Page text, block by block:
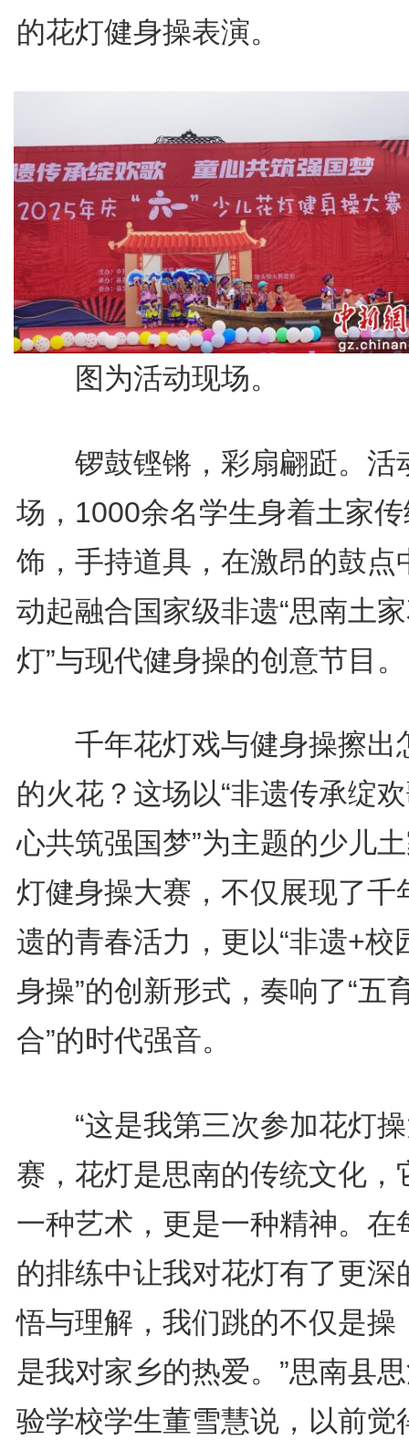
的花灯健身操表演。
图为活动现场。
锣鼓铿锵，彩扇翩跹。活
场，1000余名学生身着土家
饰，手持道具，在激昂的鼓点
动起融合国家级非遗“思南土
灯”与现代健身操的创意节目。
千年花灯戏与健身操擦出
的火花？这场以“非遗传承绽
心共筑强国梦”为主题的少儿
灯健身操大赛，不仅展现了千
遗的青春活力，更以“非遗+校
身操”的创新形式，奏响了“五
合”的时代强音。
“这是我第三次参加花灯
赛，花灯是思南的传统文化，
一种艺术，更是一种精神。在
的排练中让我对花灯有了更深
悟与理解，我们跳的不仅是操
是我对家乡的热爱。”思南县
验学校学生董雪慧说，以前觉